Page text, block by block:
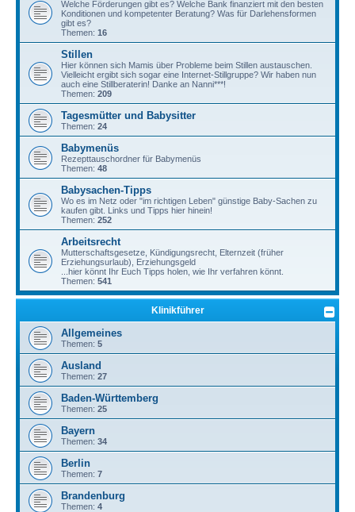
Welche Förderungen gibt es? Welche Bank finanziert mit den besten
Konditionen und kompetenter Beratung? Was für Darlehensformen
gibt es?
Themen: 16
Stillen
Hier können sich Mamis über Probleme beim Stillen austauschen.
Vielleicht ergibt sich sogar eine Internet-Stillgruppe? Wir haben nun
auch eine Stillberaterin! Danke an Nanni***!
Themen: 209
Tagesmütter und Babysitter
Themen: 24
Babymenüs
Rezepttauschordner für Babymenüs
Themen: 48
Babysachen-Tipps
Wo es im Netz oder "im richtigen Leben" günstige Baby-Sachen zu
kaufen gibt. Links und Tipps hier hinein!
Themen: 252
Arbeitsrecht
Mutterschaftsgesetze, Kündigungsrecht, Elternzeit (früher
Erziehungsurlaub), Erziehungsgeld
...hier könnt Ihr Euch Tipps holen, wie Ihr verfahren könnt.
Themen: 541
Klinikführer
Allgemeines
Themen: 5
Ausland
Themen: 27
Baden-Württemberg
Themen: 25
Bayern
Themen: 34
Berlin
Themen: 7
Brandenburg
Themen: 4